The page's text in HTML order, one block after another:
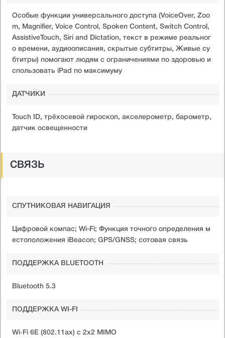
Особые функции универсального доступа (VoiceOver, Zoo
m, Magnifier, Voice Control, Spoken Content, Switch Control,
AssistiveTouch, Siri and Dictation, текст в режиме реальног
о времени, аудиоописания, скрытые субтитры, Живые су
бтитры) помогают людям с ограничениями по здоровью и
спользовать iPad по максимуму
ДАТЧИКИ
Touch ID, трёхосевой гироскоп, акселерометр, барометр,
датчик освещенности
СВЯЗЬ
СПУТНИКОВАЯ НАВИГАЦИЯ
Цифровой компас; Wi-Fi; Функция точного определения м
естоположения iBeacon; GPS/GNSS; сотовая связь
ПОДДЕРЖКА BLUETOOTH
Bluetooth 5.3
ПОДДЕРЖКА WI-FI
Wi‑Fi 6E (802.11ax) с 2x2 MIMO